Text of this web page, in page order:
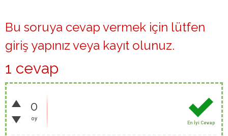
Bu soruya cevap vermek için lütfen
giriş yapınız veya kayıt olunuz.
1 cevap
0
oy
En İyi Cevap